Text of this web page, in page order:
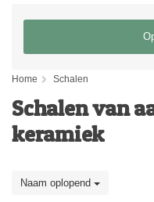
Home Schalen
Schalen van
keramiek
Naam oplopend